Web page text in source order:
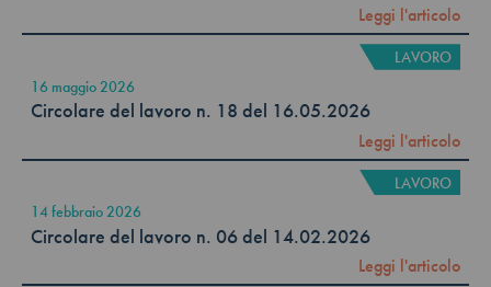
Leggi l'articolo
LAVORO
16 maggio 2026
Circolare del lavoro n. 18 del 16.05.2026
Leggi l'articolo
LAVORO
14 febbraio 2026
Circolare del lavoro n. 06 del 14.02.2026
Leggi l'articolo